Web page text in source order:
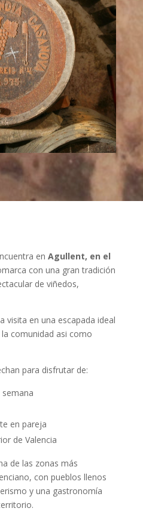
en Agullent, en el
con una gran tradición
de viñedos,
visita en una escapada ideal
comunidad asi como
para disfrutar de:
en pareja
de Valencia
de las zonas más
con pueblos llenos
y una gastronomía